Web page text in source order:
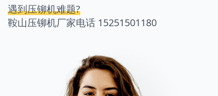
遇到压铆机难题?
鞍山压铆机厂家电话 15251501180